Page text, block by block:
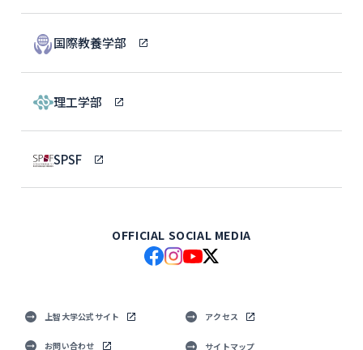
国際教養学部
理工学部
SPSF
OFFICIAL SOCIAL MEDIA
上智大学公式サイト アクセス
お問い合わせ サイトマップ